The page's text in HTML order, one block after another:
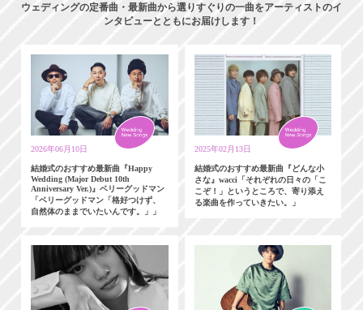
ウェディングの定番曲・最新曲から選りすぐりの一曲をアーティストのイ
ンタビューとともにお届けします！
2026年06月10日
結婚式のおすすめ最新曲『Happy
Wedding (Major Debut 10th
Anniversary Ver.)』ベリーグッドマン
「ベリーグッドマン「格好つけず、
自然体のままでいたいんです。」」
2025年02月13日
結婚式のおすすめ最新曲『どんな小
さな』wacci「それぞれの日々の「こ
こぞ！」というところで、寄り添え
る楽曲を作っていきたい。」